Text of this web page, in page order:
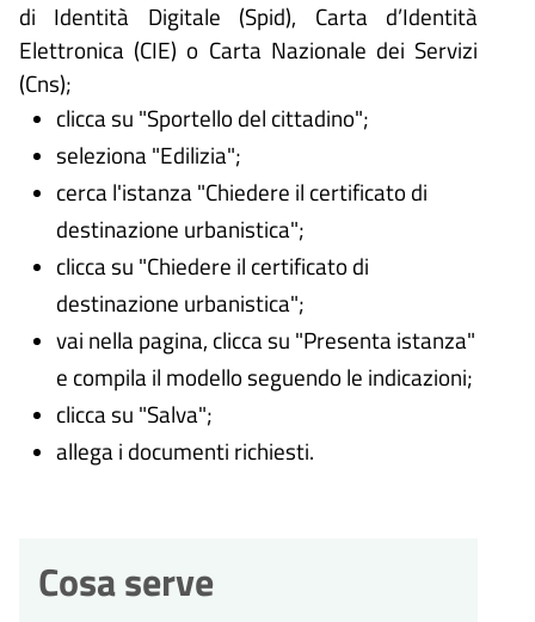
di Identità Digitale (Spid), Carta d’Identità
Elettronica (CIE) o Carta Nazionale dei Servizi
(Cns);
clicca su "Sportello del cittadino";
seleziona "Edilizia";
cerca l'istanza "Chiedere il certificato di
destinazione urbanistica";
clicca su "Chiedere il certificato di
destinazione urbanistica";
vai nella pagina, clicca su "Presenta istanza"
e compila il modello seguendo le indicazioni;
clicca su "Salva";
allega i documenti richiesti.
Cosa serve